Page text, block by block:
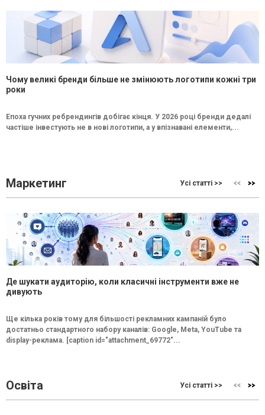
Чому великі бренди більше не змінюють логотипи кожні три
роки
Епоха гучних ребрендингів добігає кінця. У 2026 році бренди дедалі
частіше інвестують не в нові логотипи, а у впізнавані елементи,...
Маркетинг Усі статті >>
Де шукати аудиторію, коли класичні інструменти вже не
дивують
Ще кілька років тому для більшості рекламних кампаній було
достатньо стандартного набору каналів: Google, Meta, YouTube та
display-реклама. [caption id="attachment_69772"...
Освіта Усі статті >>